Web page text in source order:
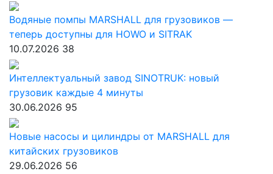
Водяные помпы MARSHALL для грузовиков —
теперь доступны для HOWO и SITRAK
10.07.2026 38
Интеллектуальный завод SINOTRUK: новый
грузовик каждые 4 минуты
30.06.2026 95
Новые насосы и цилиндры от MARSHALL для
китайских грузовиков
29.06.2026 56